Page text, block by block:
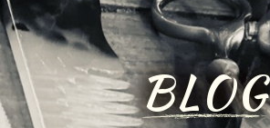
BLOG